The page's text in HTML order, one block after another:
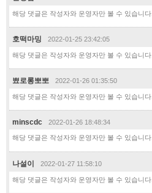
해당 댓글은 작성자와 운영자만 볼 수 있습니다.
호떡마밍 2022-01-25 23:42:05
해당 댓글은 작성자와 운영자만 볼 수 있습니다.
뾰로롱뽀뽀 2022-01-26 01:35:50
해당 댓글은 작성자와 운영자만 볼 수 있습니다.
minscdc 2022-01-26 18:48:34
해당 댓글은 작성자와 운영자만 볼 수 있습니다.
나설이 2022-01-27 11:58:10
해당 댓글은 작성자와 운영자만 볼 수 있습니다.